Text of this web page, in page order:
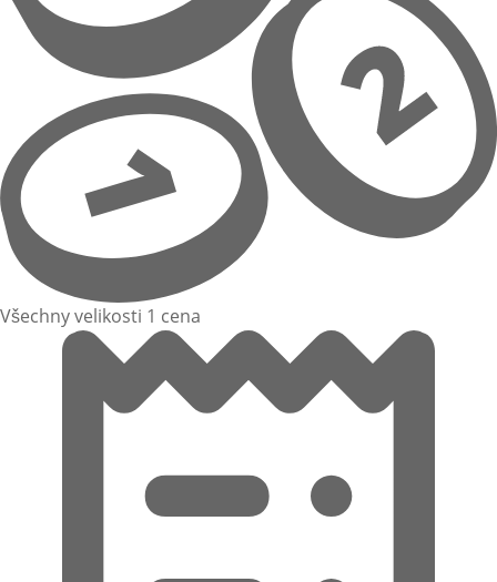
Všechny velikosti 1 cena